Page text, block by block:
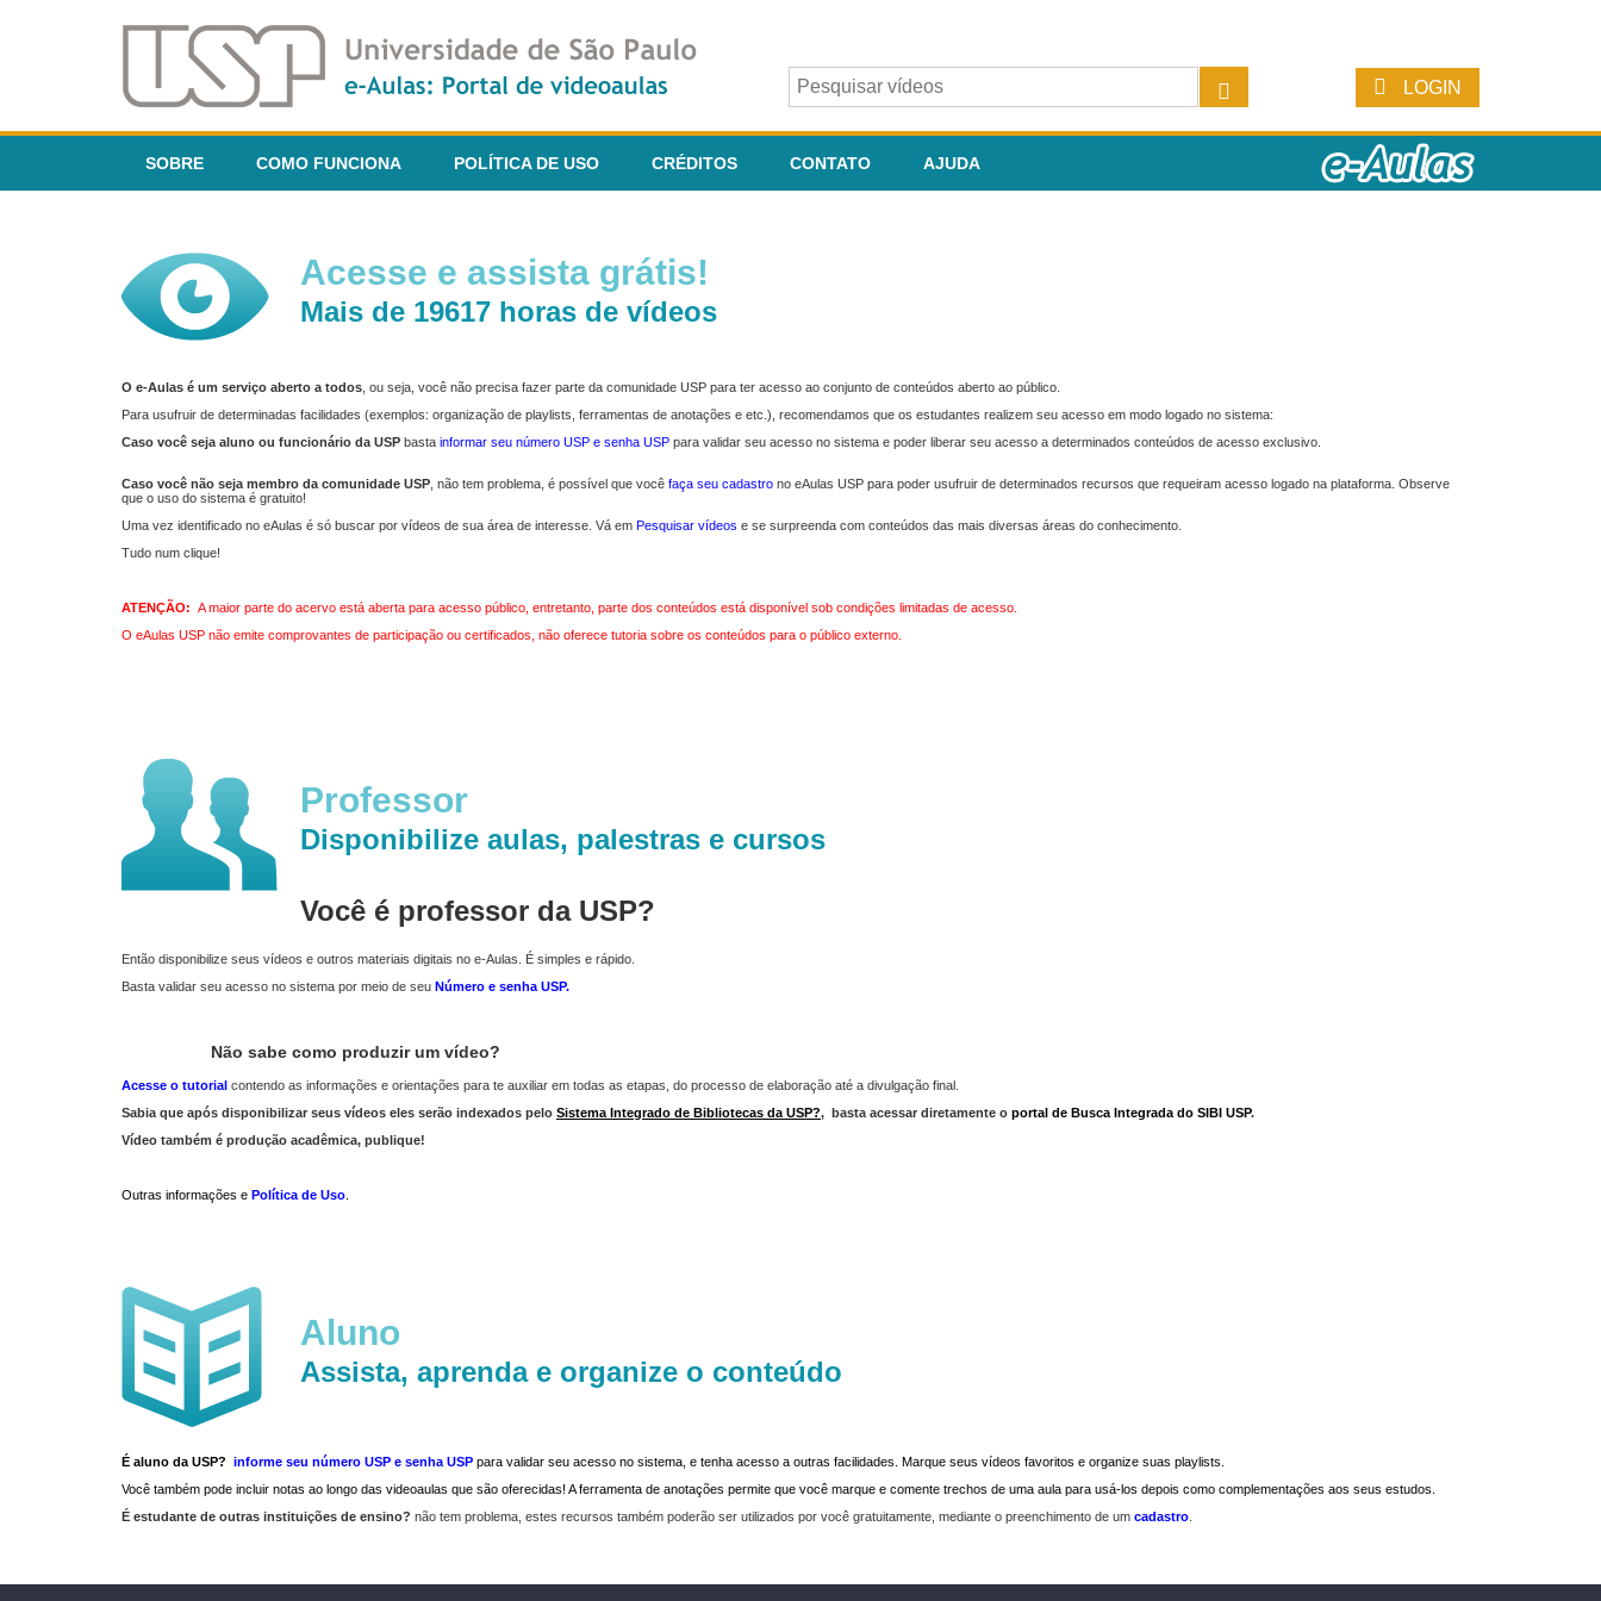
LOGIN
SOBRE COMO FUNCIONA POLÍTICA DE USO CRÉDITOS CONTATO AJUDA
Acesse e assista grátis!
Mais de 19617 horas de vídeos
O e-Aulas é um serviço aberto a todos , ou seja, você não precisa fazer parte da comunidade USP para ter acesso ao conjunto de conteúdos aberto ao público.
Para usufruir de determinadas facilidades (exemplos: organização de playlists, ferramentas de anotações e etc.), recomendamos que os estudantes realizem seu acesso em modo logado no sistema:
Caso você seja aluno ou funcionário da USP basta informar seu número USP e senha USP para validar seu acesso no sistema e poder liberar seu acesso a determinados conteúdos de acesso exclusivo.
Caso você não seja membro da comunidade USP , não tem problema, é possível que você faça seu cadastro no eAulas USP para poder usufruir de determinados recursos que requeiram acesso logado na plataforma. Observe
que o uso do sistema é gratuito!
Uma vez identificado no eAulas é só buscar por vídeos de sua área de interesse. Vá em Pesquisar vídeos e se surpreenda com conteúdos das mais diversas áreas do conhecimento.
Tudo num clique!
ATENÇÃO: A maior parte do acervo está aberta para acesso público, entretanto, parte dos conteúdos está disponível sob condições limitadas de acesso.
O eAulas USP não emite comprovantes de participação ou certificados, não oferece tutoria sobre os conteúdos para o público externo.
Professor
Disponibilize aulas, palestras e cursos
Você é professor da USP?
Então disponibilize seus vídeos e outros materiais digitais no e-Aulas. É simples e rápido.
Basta validar seu acesso no sistema por meio de seu Número e senha USP.
Não sabe como produzir um vídeo?
Acesse o tutorial contendo as informações e orientações para te auxiliar em todas as etapas, do processo de elaboração até a divulgação final.
Sabia que após disponibilizar seus vídeos eles serão indexados pelo Sistema Integrado de Bibliotecas da USP?, basta acessar diretamente o portal de Busca Integrada do SIBI USP.
Vídeo também é produção acadêmica, publique!
Outras informações e Política de Uso
Aluno
Assista, aprenda e organize o conteúdo
É aluno da USP? informe seu número USP e senha USP para validar seu acesso no sistema, e tenha acesso a outras facilidades. Marque seus vídeos favoritos e organize suas playlists.
Você também pode incluir notas ao longo das videoaulas que são oferecidas! A ferramenta de anotações permite que você marque e comente trechos de uma aula para usá-los depois como complementações aos seus estudos.
É estudante de outras instituições de ensino? não tem problema, estes recursos também poderão ser utilizados por você gratuitamente, mediante o preenchimento de um cadastro